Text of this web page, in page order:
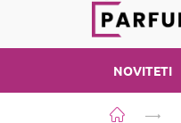
NOVITETI
Početna